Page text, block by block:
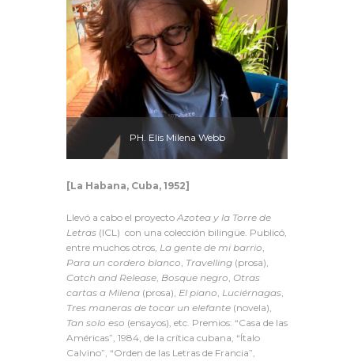
PH. Elis Milena Webb
[La Habana, Cuba, 1952]
Llevó a cabo el proyectoAzotea y la Torre de
Letras (ICL) con una colección bilingüe. Publicó,
entre muchos otros, La gente de mi barrio,
Para un cordero blanco, Travelling (prosa),
Catch and Release, Bosque negro, Otras
cartas a Milena (prosa), El piano, Luciérnagas,
Tres maneras de tocar un elefante (novela),
Tan solo eso (ensayos), etc. Premios: “Casa de las
Américas”, 1984, de la crítica cubana, “Ítalo
Calvino”, “Orden de las Letras de Francia”,